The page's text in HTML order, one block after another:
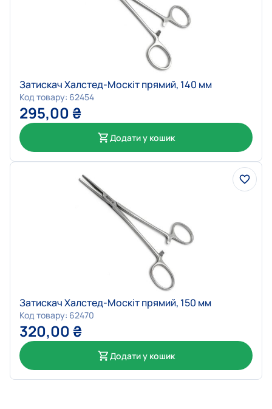
Затискач Халстед-Москіт прямий, 140 мм
Код товару: 62454
295,00 ₴
Додати у кошик
Затискач Халстед-Москіт прямий, 150 мм
Код товару: 62470
320,00 ₴
Додати у кошик